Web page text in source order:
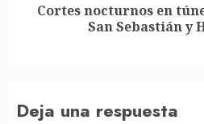
Siguiente
Cortes nocturnos en
San Sebastián y
Deja una respuesta